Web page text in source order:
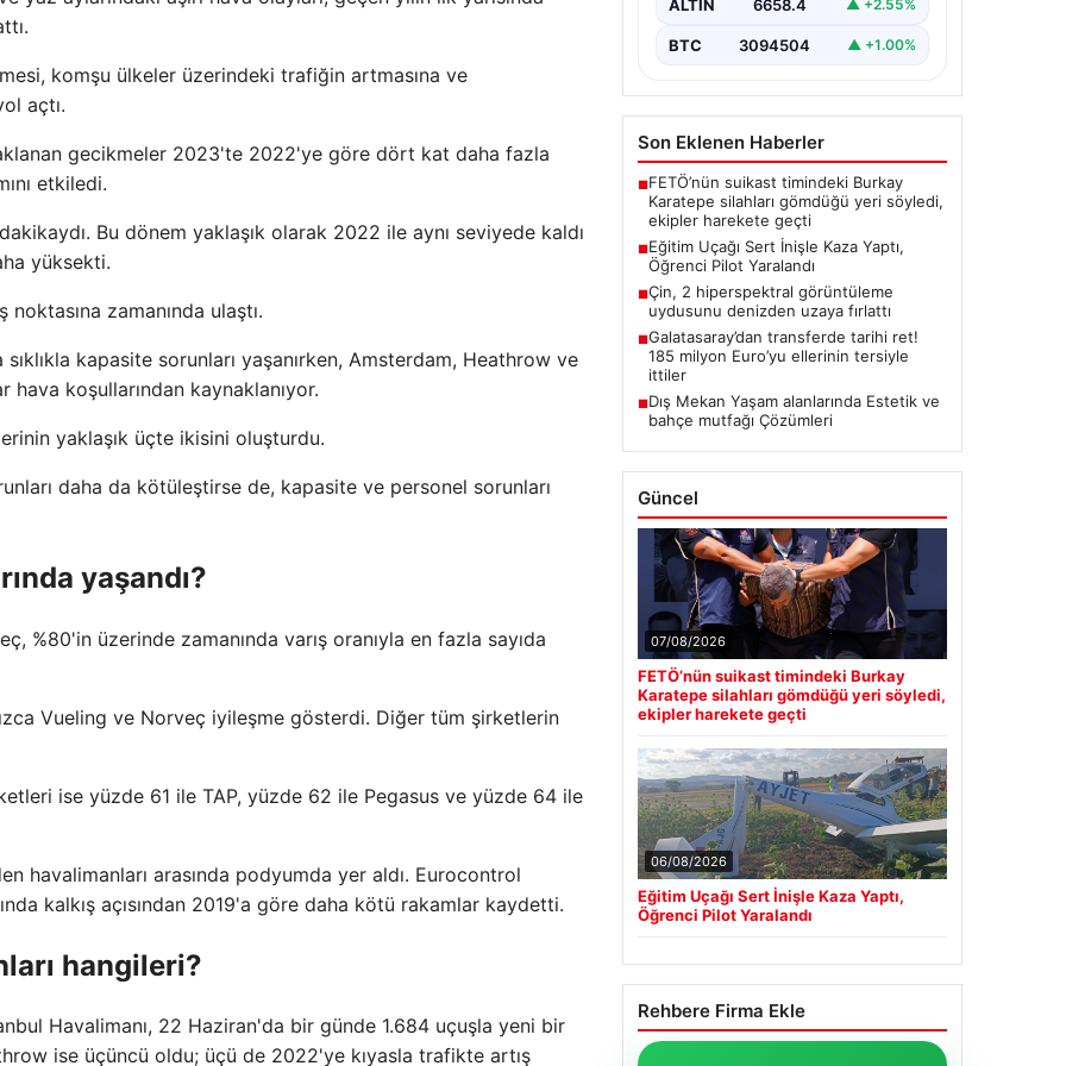
komşu ülkeler üzerindeki trafiğin artmasına ve
açtı.
gecikmeler 2023'te 2022'ye göre dört kat daha fazla
etkiledi.
Bu dönem yaklaşık olarak 2022 ile aynı seviyede kaldı
yüksekti.
zamanında ulaştı.
kapasite sorunları yaşanırken, Amsterdam, Heathrow ve
koşullarından kaynaklanıyor.
yaklaşık üçte ikisini oluşturdu.
daha da kötüleştirse de, kapasite ve personel sorunları
yaşandı?
%80'in üzerinde zamanında varış oranıyla en fazla sayıda
Vueling ve Norveç iyileşme gösterdi. Diğer tüm şirketlerin
ise yüzde 61 ile TAP, yüzde 62 ile Pegasus ve yüzde 64 ile
havalimanları arasında podyumda yer aldı. Eurocontrol
kalkış açısından 2019'a göre daha kötü rakamlar kaydetti.
hangileri?
Havalimanı, 22 Haziran'da bir günde 1.684 uçuşla yeni bir
ise üçüncü oldu; üçü de 2022'ye kıyasla trafikte artış
ALTIN 6658.4 ▲ +2.55%
BTC 3094504 ▲ +1.00%
Son Eklenen Haberler
■FETÖ’nün suikast timindeki Burkay
Karatepe silahları gömdüğü yeri söyledi,
ekipler harekete geçti
■Eğitim Uçağı Sert İnişle Kaza Yaptı,
Öğrenci Pilot Yaralandı
■Çin, 2 hiperspektral görüntüleme
uydusunu denizden uzaya fırlattı
■Galatasaray’dan transferde tarihi ret!
185 milyon Euro’yu ellerinin tersiyle
ittiler
■Dış Mekan Yaşam alanlarında Estetik ve
bahçe mutfağı Çözümleri
Güncel
07/08/2026
FETÖ’nün suikast timindeki Burkay
Karatepe silahları gömdüğü yeri söyledi,
ekipler harekete geçti
06/08/2026
Eğitim Uçağı Sert İnişle Kaza Yaptı,
Öğrenci Pilot Yaralandı
Rehbere Firma Ekle